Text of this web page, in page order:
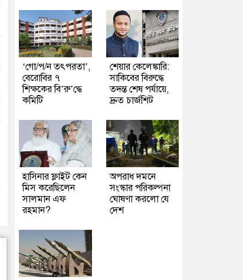
‘গো/প/ন তৎপরতা’,
বেরোবির ৭
শিক্ষকের বি’রু’দ্ধে
কমিটি
শেয়ার কেলেঙ্কারি:
সাকিবের বিরুদ্ধে
তদন্ত শেষ পর্যায়ে,
দ্রুত চার্জশিট
হাসিনার ফ্লাইট কেন
মিস করেছিলেন
সালমান এফ
রহমান?
অপরাধ দমনে
সংস্কার পরিকল্পনা
ঘোষণা করলো যে
দেশ